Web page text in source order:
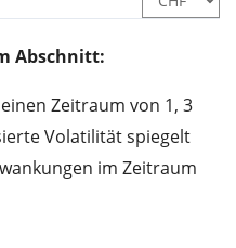
Abschnitt:
Zeitraum von 1, 3
Volatilität spiegelt
im Zeitraum